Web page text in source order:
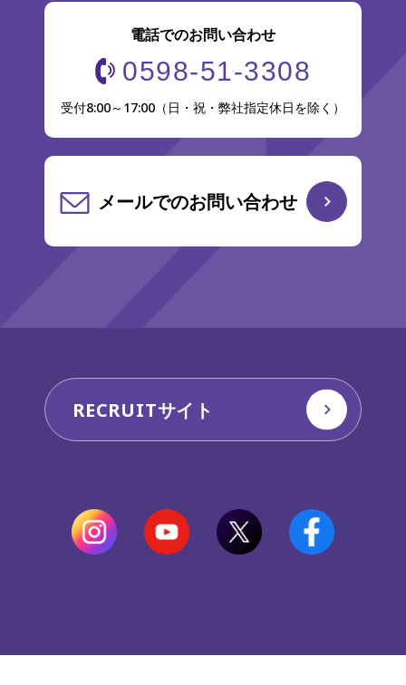
電話でのお問い合わせ
0598-51-3308
受付8:00～17:00（日・祝・弊社指定休日を除く）
メールでのお問い合わせ
RECRUITサイト